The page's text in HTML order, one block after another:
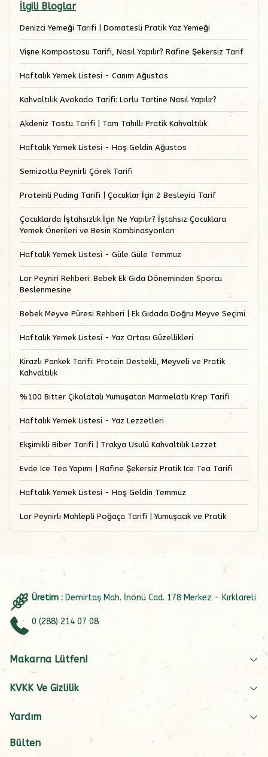
İlgili Bloglar
Denizci Yemeği Tarifi | Domatesli Pratik Yaz Yemeği
Vişne Kompostosu Tarifi, Nasıl Yapılır? Rafine Şekersiz Tarif
Haftalık Yemek Listesi - Canım Ağustos
Kahvaltılık Avokado Tarifi: Lorlu Tartine Nasıl Yapılır?
Akdeniz Tostu Tarifi | Tam Tahıllı Pratik Kahvaltılık
Haftalık Yemek Listesi - Hoş Geldin Ağustos
Semizotlu Peynirli Çörek Tarifi
Proteinli Puding Tarifi | Çocuklar İçin 2 Besleyici Tarif
Çocuklarda İştahsızlık İçin Ne Yapılır? İştahsız Çocuklara
Yemek Önerileri ve Besin Kombinasyonları
Haftalık Yemek Listesi - Güle Güle Temmuz
Lor Peyniri Rehberi: Bebek Ek Gıda Döneminden Sporcu
Beslenmesine
Bebek Meyve Püresi Rehberi | Ek Gıdada Doğru Meyve Seçimi
Haftalık Yemek Listesi - Yaz Ortası Güzellikleri
Kirazlı Pankek Tarifi: Protein Destekli, Meyveli ve Pratik
Kahvaltılık
%100 Bitter Çikolatalı Yumuşatan Marmelatlı Krep Tarifi
Haftalık Yemek Listesi - Yaz Lezzetleri
Ekşimikli Biber Tarifi | Trakya Usulü Kahvaltılık Lezzet
Evde Ice Tea Yapımı | Rafine Şekersiz Pratik Ice Tea Tarifi
Haftalık Yemek Listesi - Hoş Geldin Temmuz
Lor Peynirli Mahlepli Poğaça Tarifi | Yumuşacık ve Pratik
Üretim : Demirtaş Mah. İnönü Cad. 178 Merkez - Kırklareli
0 (288) 214 07 08
Makarna Lütfen!
KVKK Ve Gizlilik
Yardım
Bülten